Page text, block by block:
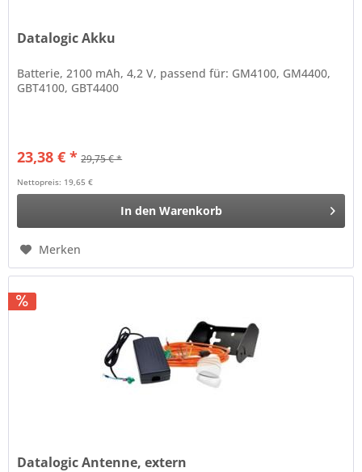
Datalogic Akku
Batterie, 2100 mAh, 4,2 V, passend für: GM4100, GM4400,
GBT4100, GBT4400
23,38 € * 29,75 € *
Nettopreis: 19,65 €
In den Warenkorb
Merken
Datalogic Antenne, extern